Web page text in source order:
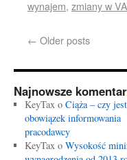
wynajem, zmiany w
← Older posts
Najnowsze
KeyTax o Ciąża – czy jest
obowiązek informowania
pracodawcy
KeyTax o Wysokość